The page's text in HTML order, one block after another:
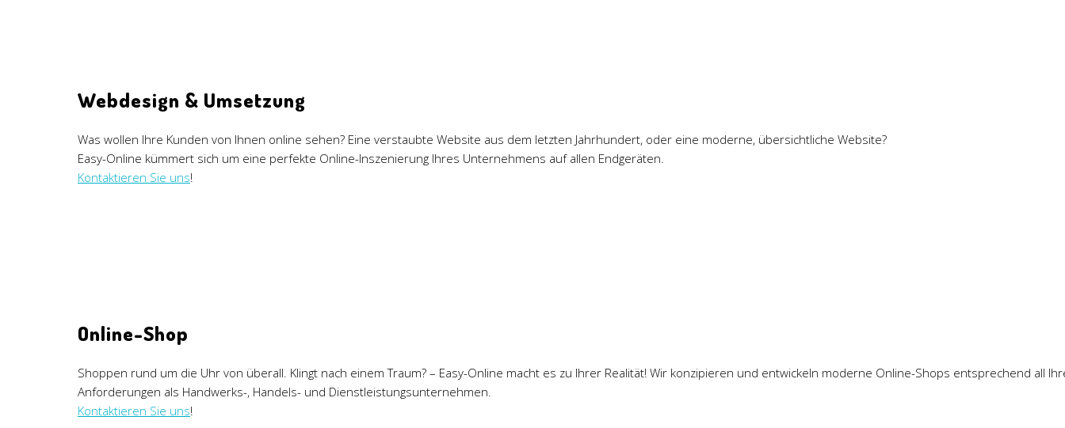
Webdesign & Umsetzung
Was wollen Ihre Kunden von Ihnen online sehen? Eine verstaubte Website aus dem letzten Jahrhundert, oder eine moderne, übersichtliche Website?
Easy-Online kümmert sich um eine perfekte Online-Inszenierung Ihres Unternehmens auf allen Endgeräten.
Kontaktieren Sie uns!
Online-Shop
Shoppen rund um die Uhr von überall. Klingt nach einem Traum? – Easy-Online macht es zu Ihrer Realität! Wir konzipieren und entwickeln moderne Online-Shops entsprechend all
Anforderungen als Handwerks-, Handels- und Dienstleistungsunternehmen.
Kontaktieren Sie uns!